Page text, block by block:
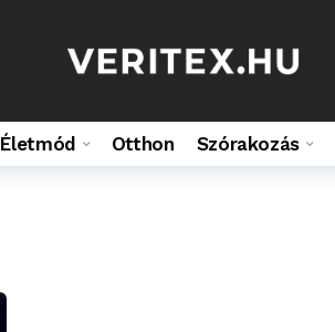
Életmód Otthon Szórakozás